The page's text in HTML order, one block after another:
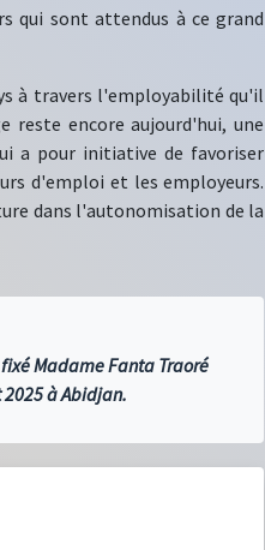
qui sont attendus à ce grand
à travers l'employabilité qu'il
reste encore aujourd'hui, une
a pour initiative de favoriser
d'emploi et les employeurs.
dans l'autonomisation de la
Madame Fanta Traoré
2025 à Abidjan.